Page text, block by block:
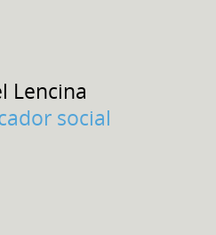
Lencina
social